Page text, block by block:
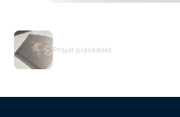
Projet précédent